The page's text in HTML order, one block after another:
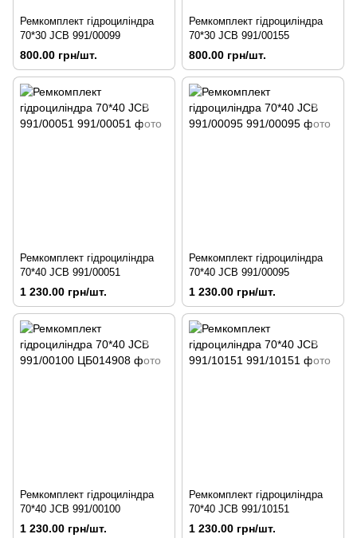
Ремкомплект гідроциліндра
70*30 JCB 991/00099
800.00 грн/шт.
Ремкомплект гідроциліндра
70*30 JCB 991/00155
800.00 грн/шт.
Ремкомплект гідроциліндра
70*40 JCB 991/00051
1 230.00 грн/шт.
Ремкомплект гідроциліндра
70*40 JCB 991/00095
1 230.00 грн/шт.
Ремкомплект гідроциліндра
70*40 JCB 991/00100
1 230.00 грн/шт.
Ремкомплект гідроциліндра
70*40 JCB 991/10151
1 230.00 грн/шт.